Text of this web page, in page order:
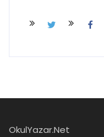
OkulYazar.Net